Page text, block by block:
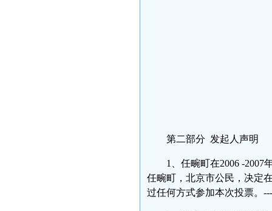
第二部分 发起人声明
1、任畹町在2006 -2007
任畹町，北京市公民，决定
过任何方式参加本次投票。